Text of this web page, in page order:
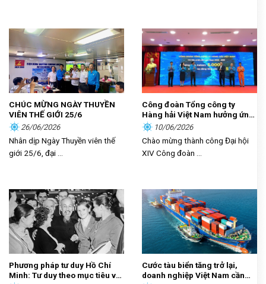
CHÚC MỪNG NGÀY THUYỀN
VIÊN THẾ GIỚI 25/6
26/06/2026
Nhân dịp Ngày Thuyền viên thế
giới 25/6, đại ...
Công đoàn Tổng công ty
Hàng hải Việt Nam hưởng ứng
phong trào thi đua “Lao động
giỏi, năng suất cao, thu nhập
tốt”
10/06/2026
Chào mừng thành công Đại hội
XIV Công đoàn ...
Phương pháp tư duy Hồ Chí
Minh: Tư duy theo mục tiêu và
Cước tàu biển tăng trở lại,
doanh nghiệp Việt Nam cần